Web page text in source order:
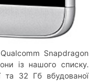
Snapdragon
із нашого списку.
32 Гб вбудованої